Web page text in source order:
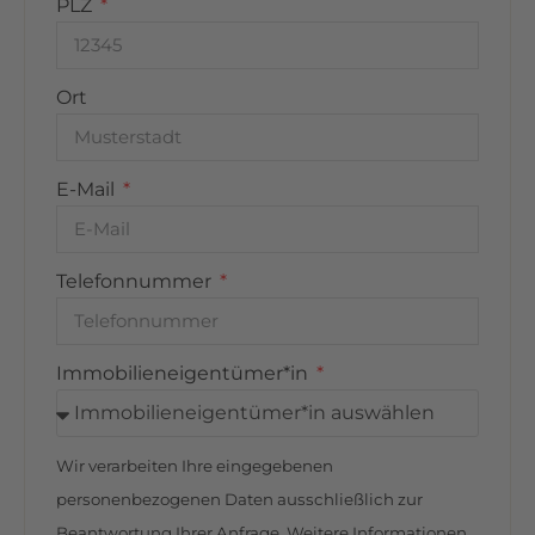
gesagt dem lebendigen und zugleich naturnahen
Stadtteil Lohbrügge im Südosten Hamburgs. Die
vielfältigen Erholungsmöglichkeiten im Grünen.
Nur wenige Minuten entfernt laden die
weitläufigen Naturlandschaften der Boberger
idyllische Boberger See zu Spaziergängen,
Radtouren und entspannten Stunden in der
ca. 5 bis 10 Minuten mit dem Auto erreichbar und
bieten einen hohen Freizeitwert direkt vor der
PLZ
Ort
E-Mail
Telefonnummer
Immobilieneigentümer*in
Wir verarbeiten Ihre eingegebenen
personenbezogenen Daten ausschließlich zur